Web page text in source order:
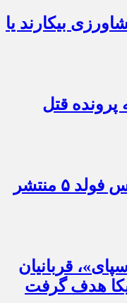
کشاورزی بیکارند یا
پرونده قتل
اولین تصاویر شیائومی میکس فولد ۵ منتشر
قربانیان